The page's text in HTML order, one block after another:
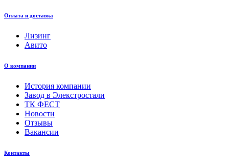
Оплата и доставка
Лизинг
Авито
О компании
История компании
Завод в Элекстростали
ТК ФЕСТ
Новости
Отзывы
Вакансии
Контакты